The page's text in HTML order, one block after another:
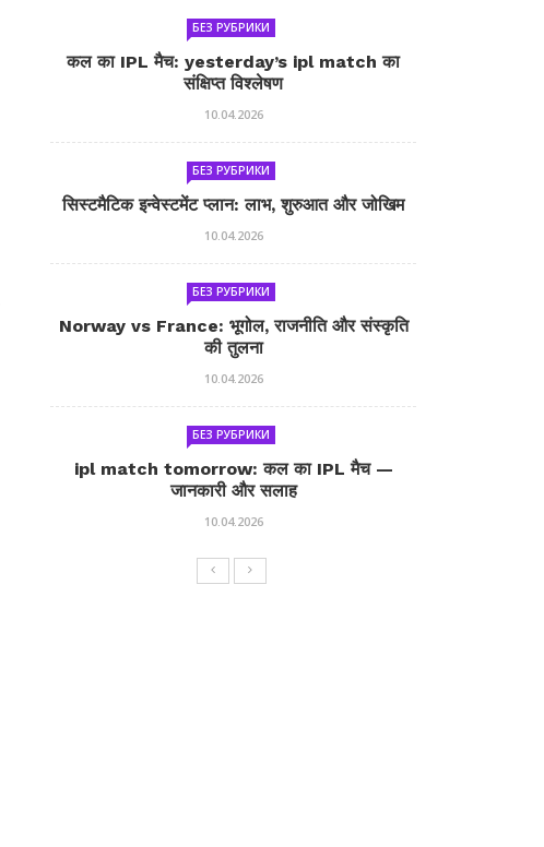
БЕЗ РУБРИКИ
कल का IPL मैच: yesterday’s ipl match का
संक्षिप्त विश्लेषण
10.04.2026
БЕЗ РУБРИКИ
सिस्टमैटिक इन्वेस्टमेंट प्लान: लाभ, शुरुआत और जोखिम
10.04.2026
БЕЗ РУБРИКИ
Norway vs France: भूगोल, राजनीति और संस्कृति
की तुलना
10.04.2026
БЕЗ РУБРИКИ
ipl match tomorrow: कल का IPL मैच —
जानकारी और सलाह
10.04.2026